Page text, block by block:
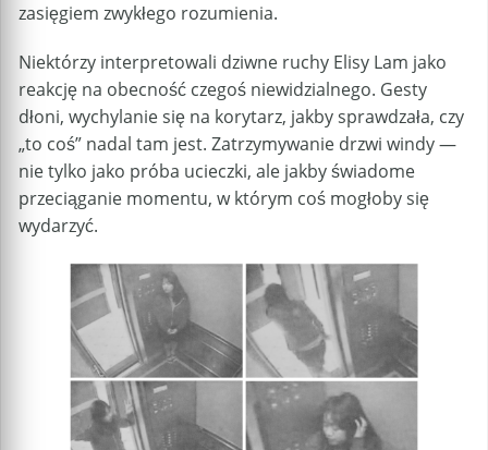
zasięgiem zwykłego rozumienia.
Niektórzy interpretowali dziwne ruchy Elisy Lam jako
reakcję na obecność czegoś niewidzialnego. Gesty
dłoni, wychylanie się na korytarz, jakby sprawdzała, czy
„to coś” nadal tam jest. Zatrzymywanie drzwi windy —
nie tylko jako próba ucieczki, ale jakby świadome
przeciąganie momentu, w którym coś mogłoby się
wydarzyć.